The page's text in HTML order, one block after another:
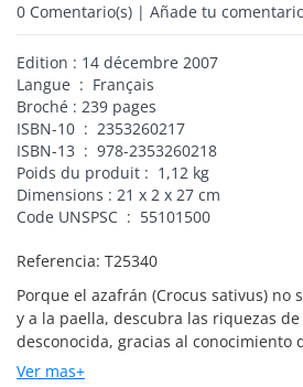
0 Comentario(s) | Añade tu
Edition ‏: ‎14 décembre 2007
Langue ‏ : ‎ Français
Broché : 239 pages
ISBN-10 ‏ : ‎ 2353260217
ISBN-13 ‏ : ‎ 978-2353260218
Poids du produit : ‎ 1,12 kg
Dimensions : 21 x 2 x 27 cm
Code UNSPSC ‏ : ‎ 55101500
Referencia: T25340
Porque el azafrán (Crocus sativus) no
y a la paella, descubra las riquezas
desconocida, gracias al conocimiento
que trabaja con él desde 1809. Olivier
Ver mas+